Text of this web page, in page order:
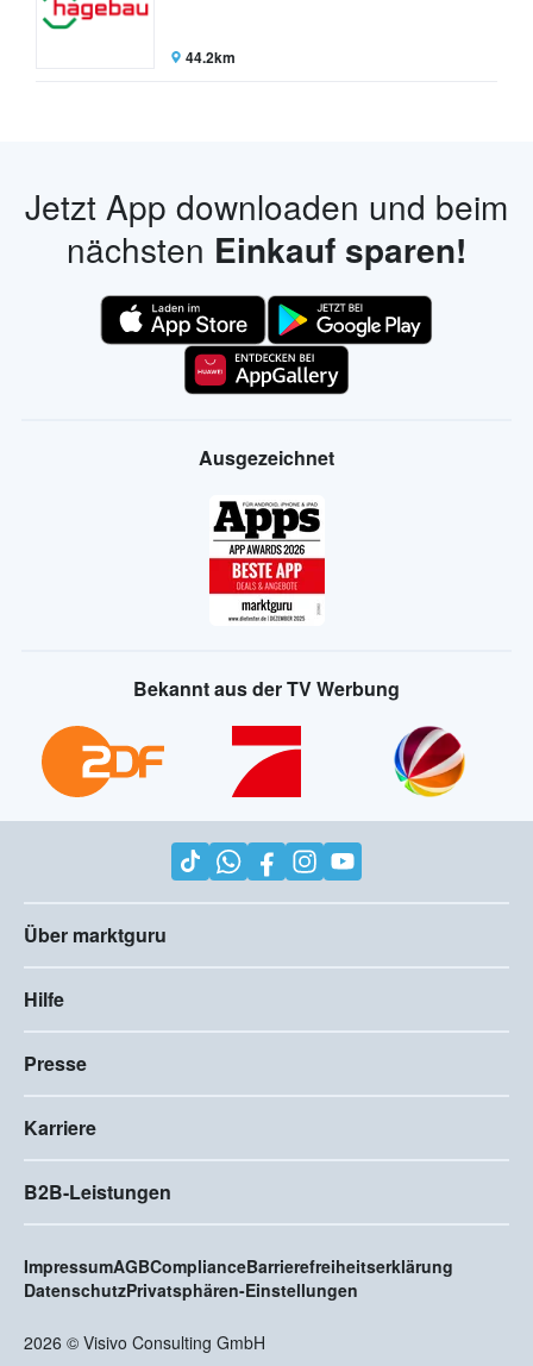
44.2km
Jetzt App downloaden und beim
nächsten Einkauf sparen!
Ausgezeichnet
Bekannt aus der TV Werbung
Über marktguru
Hilfe
Presse
Karriere
B2B-Leistungen
ImpressumAGBComplianceBarrierefreiheitserklärung
DatenschutzPrivatsphären-Einstellungen
2026 © Visivo Consulting GmbH